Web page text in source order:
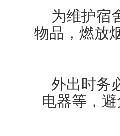
为维护宿
物品，燃放
外出时务
电器等，